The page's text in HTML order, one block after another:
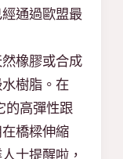
通過歐盟最
橡膠或合成
樹脂。在
的高彈性跟
橋樑伸縮
士提醒啦，